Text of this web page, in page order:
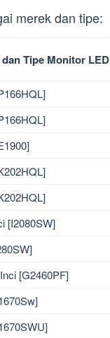
merek dan tipe:
Tipe Monitor LED
[I2080SW]
[G2460PF]